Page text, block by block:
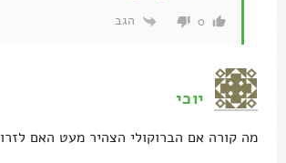
0 הגב
יוכי
מה קורה אם הברוקולי הצהיר מעט האם